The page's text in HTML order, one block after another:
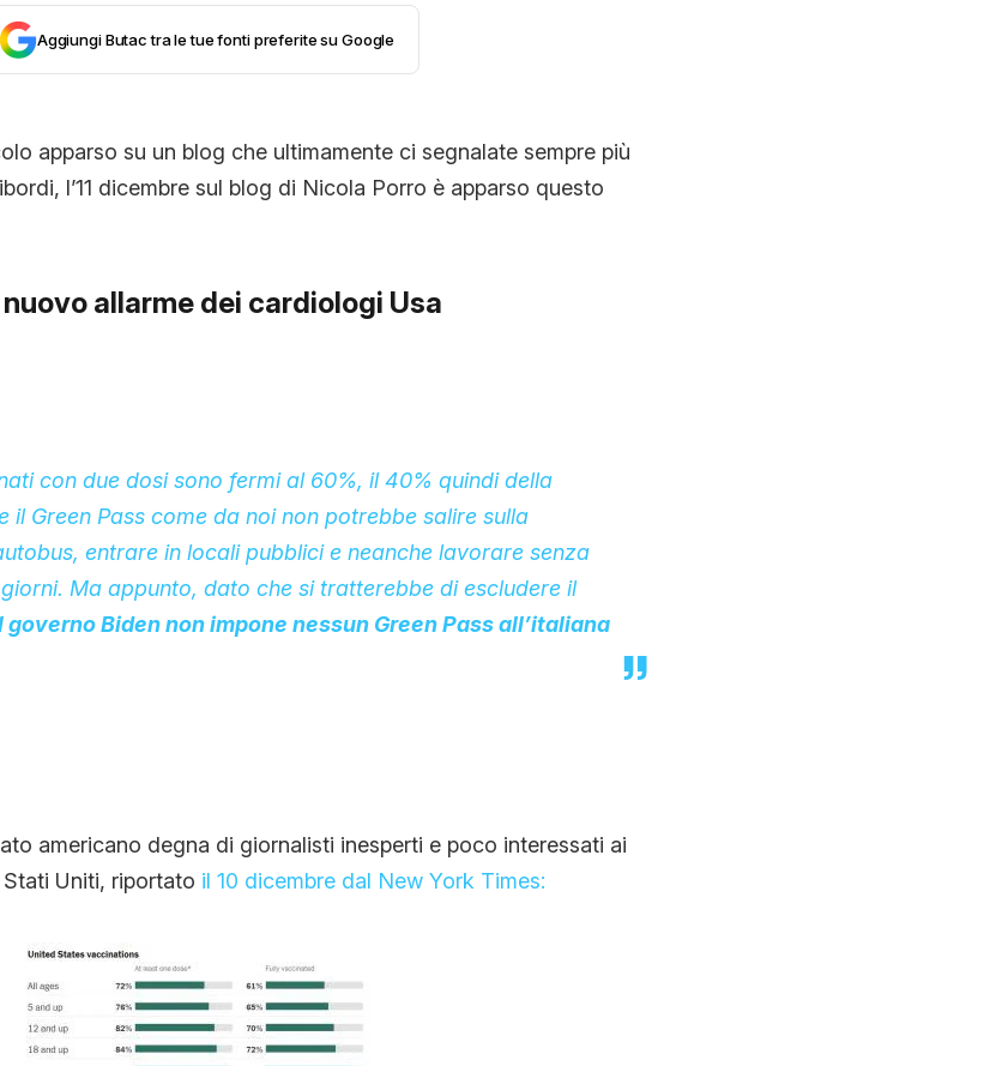
Aggiungi Butac tra le tue fonti preferite su Google
apparso su un blog che ultimamente ci segnalate sempre più
l’11 dicembre sul blog di Nicola Porro è apparso questo
allarme dei cardiologi Usa
con due dosi sono fermi al 60%, il 40% quindi della
il Green Pass come da noi non potrebbe salire sulla
entrare in locali pubblici e neanche lavorare senza
Ma appunto, dato che si tratterebbe di escludere il
governo Biden non impone nessun Green Pass all’italiana
americano degna di giornalisti inesperti e poco interessati ai
Uniti, riportato il 10 dicembre dal New York Times: